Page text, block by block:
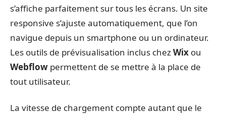
s’affiche parfaitement sur tous les écrans. Un site
responsive s’ajuste automatiquement, que l’on
navigue depuis un smartphone ou un ordinateur.
Les outils de prévisualisation inclus chezWix ou
Webflow permettent de se mettre à la place de
tout utilisateur.
La vitesse de chargement compte autant que le